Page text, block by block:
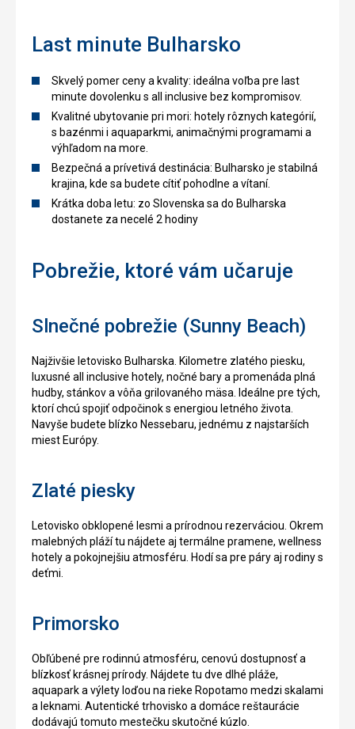
Last minute Bulharsko
Skvelý pomer ceny a kvality: ideálna voľba pre last
minute dovolenku s all inclusive bez kompromisov.
Kvalitné ubytovanie pri mori: hotely rôznych kategórií,
s bazénmi i aquaparkmi, animačnými programami a
výhľadom na more.
Bezpečná a prívetivá destinácia: Bulharsko je stabilná
krajina, kde sa budete cítiť pohodlne a vítaní.
Krátka doba letu: zo Slovenska sa do Bulharska
dostanete za necelé 2 hodiny
Pobrežie, ktoré vám učaruje
Slnečné pobrežie (Sunny Beach)
Najživšie letovisko Bulharska. Kilometre zlatého piesku,
luxusné all inclusive hotely, nočné bary a promenáda plná
hudby, stánkov a vôňa grilovaného mäsa. Ideálne pre tých,
ktorí chcú spojiť odpočinok s energiou letného života.
Navyše budete blízko Nessebaru, jednému z najstarších
miest Európy.
Zlaté piesky
Letovisko obklopené lesmi a prírodnou rezerváciou. Okrem
malebných pláží tu nájdete aj termálne pramene, wellness
hotely a pokojnejšiu atmosféru. Hodí sa pre páry aj rodiny s
deťmi.
Primorsko
Obľúbené pre rodinnú atmosféru, cenovú dostupnosť a
blízkosť krásnej prírody. Nájdete tu dve dlhé pláže,
aquapark a výlety loďou na rieke Ropotamo medzi skalami
a leknami. Autentické trhovisko a domáce reštaurácie
dodávajú tomuto mestečku skutočné kúzlo.